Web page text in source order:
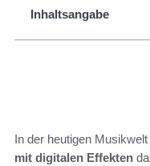
Inhaltsangabe
In der heutigen
mit digitalen Effekten